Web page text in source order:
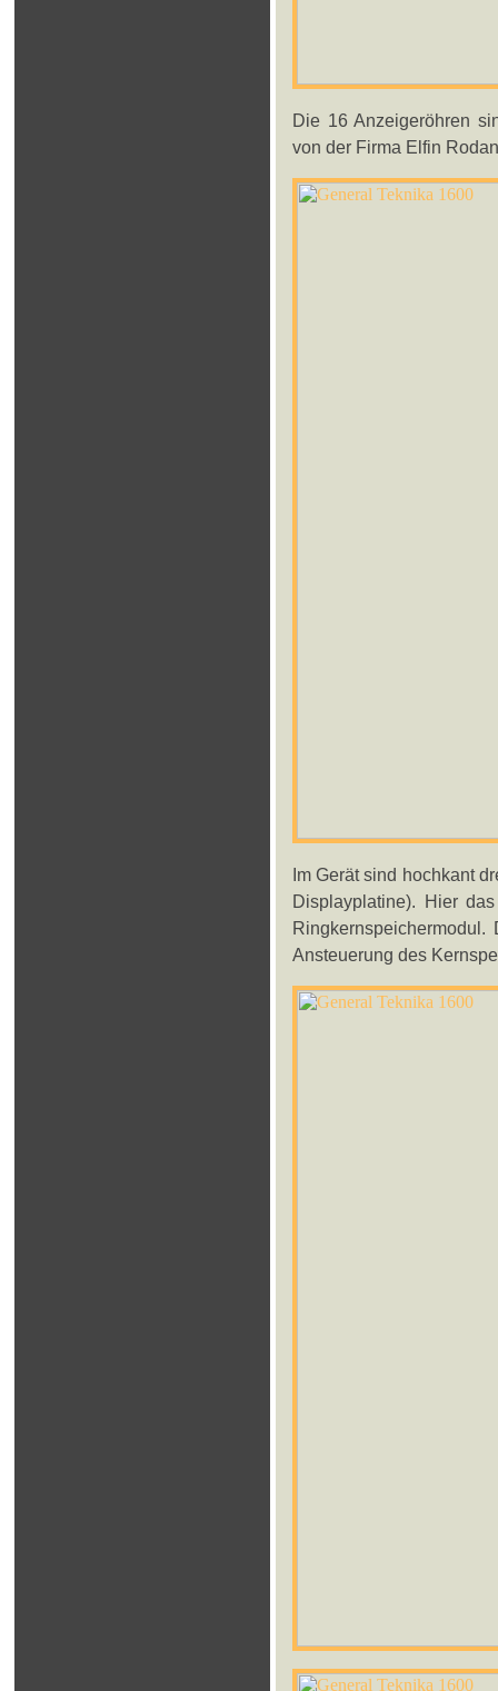
Die 16 Anzeigeröhren
von der Firma Elfin
Im Gerät sind hochkant
Displayplatine). Hier
Ansteuerung des